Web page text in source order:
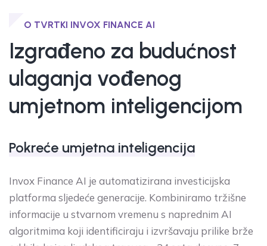
O TVRTKI INVOX FINANCE AI
Izgrađeno za budućnost
ulaganja vođenog
umjetnom inteligencijom
Pokreće umjetna inteligencija
Invox Finance AI je automatizirana investicijska
platforma sljedeće generacije. Kombiniramo tržišne
informacije u stvarnom vremenu s naprednim AI
algoritmima koji identificiraju i izvršavaju prilike brže